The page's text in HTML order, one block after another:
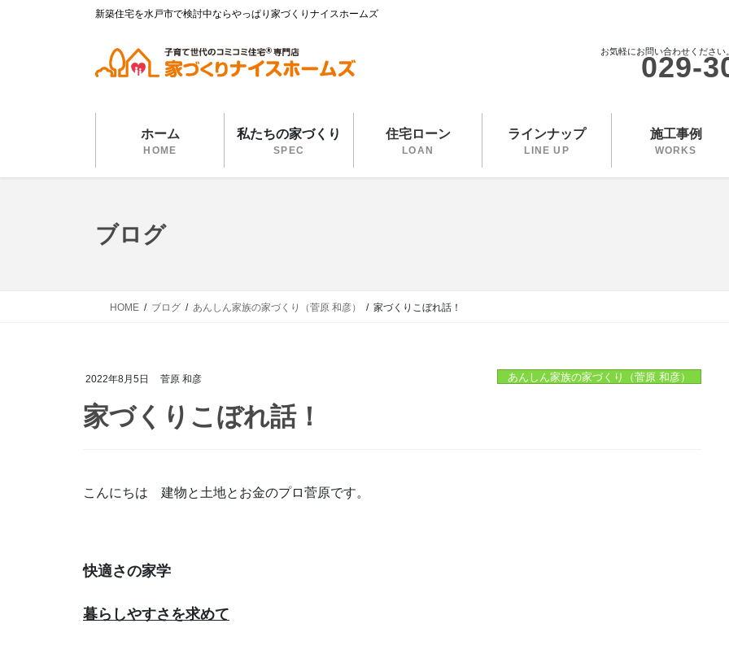
新築住宅を水戸市で検討中ならやっぱり家づくりナイスホームズ
お気軽にお問い合わせください
029-
ホーム
HOME
私たちの家づくり
SPEC
住宅ローン
LOAN
ラインナップ
LINE UP
施工事例
WORKS
ブログ
HOME ブログ あんしん家族の家づくり（菅原 和彦） 家づくりこぼれ話！
2022年8月5日 菅原 和彦 あんしん家族の家づくり（菅原 和彦）
家づくりこぼれ話！
こんにちは 建物と土地とお金のプロ菅原です。
快適さの家学
暮らしやすさを求めて